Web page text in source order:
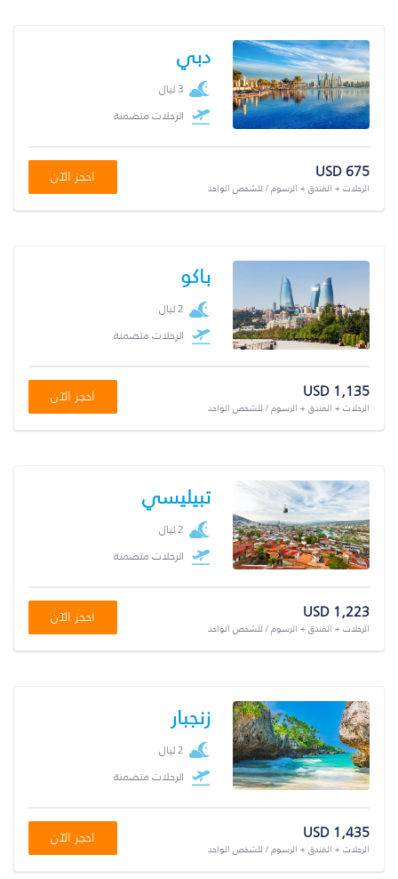
دبي
3 ليال
الرحلات متضمنة
USD 675
الرحلات + الفندق + الرسوم / للشخص الواحد
احجز الآن
باكو
2 ليال
الرحلات متضمنة
USD 1,135
الرحلات + الفندق + الرسوم / للشخص الواحد
احجز الآن
تبيليسي
2 ليال
الرحلات متضمنة
USD 1,223
الرحلات + الفندق + الرسوم / للشخص الواحد
احجز الآن
زنجبار
2 ليال
الرحلات متضمنة
USD 1,435
الرحلات + الفندق + الرسوم / للشخص الواحد
احجز الآن